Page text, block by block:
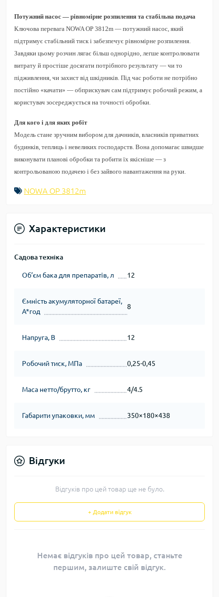
Потужний насос — рівномірне розпилення та стабільна подача
Ключова перевага NOWA OP 3812m — потужний насос, який
підтримує стабільний тиск і забезпечує рівномірне розпилення.
Завдяки цьому розчин лягає більш однорідно, легше контролювати
витрату й простіше досягати потрібного результату — чи то
підживлення, чи захист від шкідників. Під час роботи не потрібно
постійно «качати» — обприскувач сам підтримує робочий режим, а
користувач зосереджується на точності обробки.
Для кого і для яких робіт
Модель стане зручним вибором для дачників, власників приватних
будинків, теплиць і невеликих господарств. Вона допомагає швидше
виконувати планові обробки та робити їх якісніше — з
контрольованою подачею і без зайвого навантаження на руки.
NOWA OP 3812m
Характеристики
Садова техніка
Об’єм бака для препаратів, л 12
Ємність акумуляторної батареї,
А*год
8
Напруга, В 12
Робочий тиск, МПа 0,25-0,45
Маса нетто/брутто, кг 4/4.5
Габарити упаковки, мм 350×180×438
Відгуки
Відгуків про цей товар ще не було.
+ Додати відгук
Немає відгуків про цей товар, станьте
першим, залиште свій відгук.